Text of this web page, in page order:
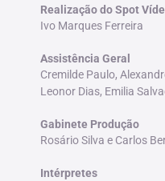
Realização do Spot
Ivo Marques Ferreira
Assistência Geral
Cremilde Paulo,
Leonor Dias, Emilia
Gabinete Produção
Rosário Silva e Carlos
Intérpretes